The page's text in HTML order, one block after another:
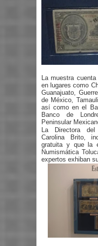
La muestra
en lugares como
Guanajuato,
de México,
así como en el
Banco de
Peninsular
La Directora del
Carolina Brito,
gratuita y que la
Numismática
expertos exhiban